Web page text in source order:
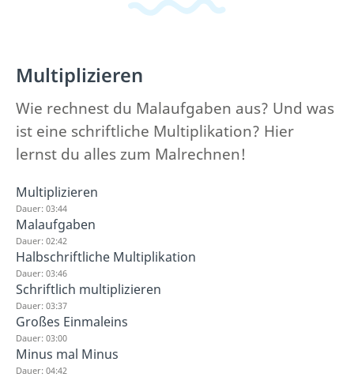
Multiplizieren
Wie rechnest du Malaufgaben aus? Und was
ist eine schriftliche Multiplikation? Hier
lernst du alles zum Malrechnen!
Multiplizieren
Dauer: 03:44
Malaufgaben
Dauer: 02:42
Halbschriftliche Multiplikation
Dauer: 03:46
Schriftlich multiplizieren
Dauer: 03:37
Großes Einmaleins
Dauer: 03:00
Minus mal Minus
Dauer: 04:42